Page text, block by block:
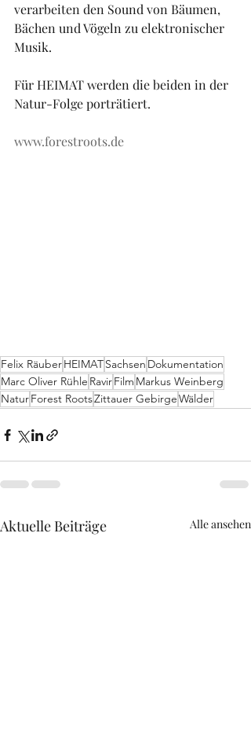
verarbeiten den Sound von Bäumen,
Bächen und Vögeln zu elektronischer
Musik.
Für HEIMAT werden die beiden in der
Natur-Folge porträtiert.
www.forestroots.de
Felix RäuberHEIMATSachsen Dokumentation
Marc Oliver Rühle RavirFilm Markus Weinberg
NaturForest RootsZittauer GebirgeWälder
Aktuelle Beiträge Alle ansehen